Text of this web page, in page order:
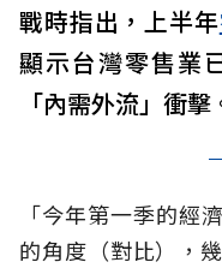
戰時指出，上半年
顯示台灣零售業
「內需外流」衝擊
「今年第一季的經
的角度（對比），